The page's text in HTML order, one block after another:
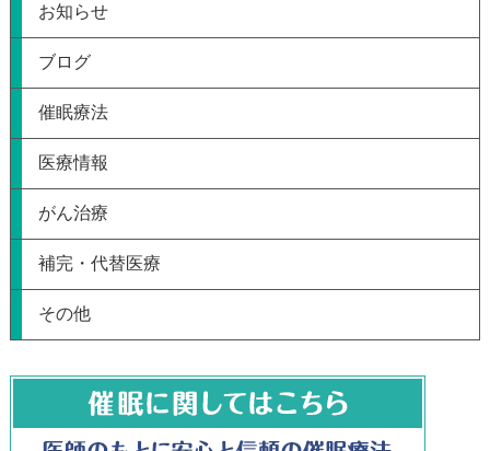
お知らせ
ブログ
催眠療法
医療情報
がん治療
補完・代替医療
その他